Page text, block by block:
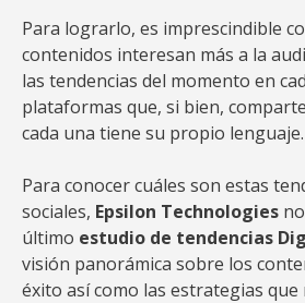
Para lograrlo, es imprescindible
contenidos interesan más a la
las tendencias del momento en
plataformas que, si bien,
cada una tiene su propio lenguaje.
Para conocer cuáles son estas
sociales, Epsilon Technologies
último estudio de tendencias
visión panorámica sobre los
éxito así como las estrategias